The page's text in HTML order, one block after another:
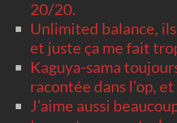
20/20.
Unlimited balance,
et juste ça me fait
Kaguya-sama
racontée dans l’op,
J’aime aussi